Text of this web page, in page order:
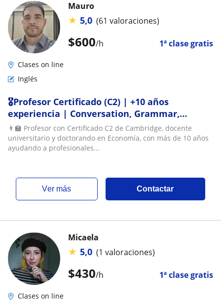
$600/h 1ª clase gratis
Mauro
★ 5,0 (61 valoraciones)
Clases on line
Inglés
🎖️Profesor Certificado (C2) | +10 años
experiencia | Conversation, Grammar,
Vocabulary & Business
👨‍🏫 Profesor con Certificado C2 de Cambridge, docente
universitario y doctorando en Economía, con más de 10 años
ayudando a profesionales...
ver más Contactar
$430/h 1ª clase gratis
Micaela
★ 5,0 (1 valoraciones)
Clases on line